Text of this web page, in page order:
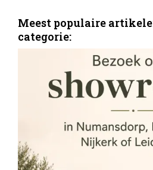
Meest populaire
categorie: